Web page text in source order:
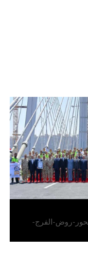
محور روض الفرج
روض-الفرج-